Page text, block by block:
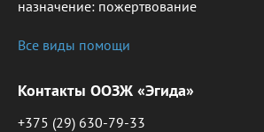
назначение: пожертвование
Все виды помощи
Контакты ООЗЖ «Эгида»
+375 (29) 630-79-33